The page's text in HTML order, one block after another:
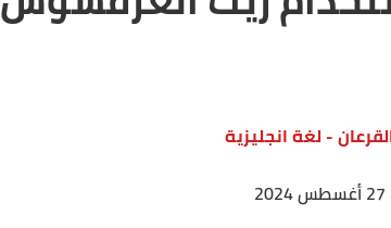
- لغة انجليزية